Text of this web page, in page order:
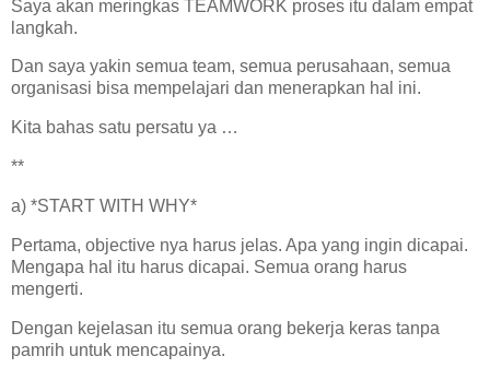
Saya akan meringkas TEAMWORK proses itu dalam empat
langkah.
Dan saya yakin semua team, semua perusahaan, semua
organisasi bisa mempelajari dan menerapkan hal ini.
Kita bahas satu persatu ya …
**
a) *START WITH WHY*
Pertama, objective nya harus jelas. Apa yang ingin dicapai.
Mengapa hal itu harus dicapai. Semua orang harus
mengerti.
Dengan kejelasan itu semua orang bekerja keras tanpa
pamrih untuk mencapainya.